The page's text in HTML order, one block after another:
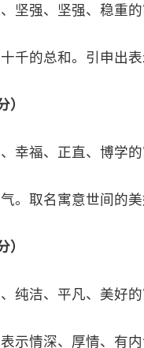
坚强、坚强、稳重
千的总和。引申出
）
幸福、正直、博学
。取名寓意世间的
）
纯洁、平凡、美好
示情深、厚情、有